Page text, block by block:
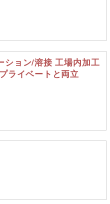
ション/溶接 工場内加工
ライベートと両立